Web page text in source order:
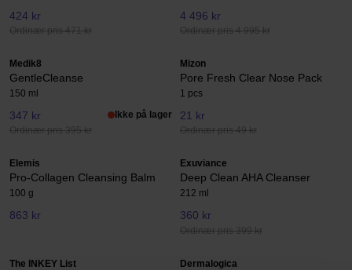
424 kr
Ordinær pris 471 kr
4 496 kr
Ordinær pris 4 995 kr
Medik8
GentleCleanse
150 ml
347 kr
Ordinær pris 395 kr
Ikke på lager
Mizon
Pore Fresh Clear Nose Pack
1 pcs
21 kr
Ordinær pris 49 kr
Elemis
Pro-Collagen Cleansing Balm
100 g
863 kr
Exuviance
Deep Clean AHA Cleanser
212 ml
360 kr
Ordinær pris 399 kr
The INKEY List Dermalogica